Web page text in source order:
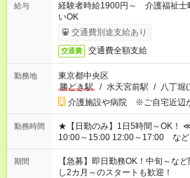
給与
経験者時給1900円～ 介護福祉
いOK
交通費別途支給あり
交通費 交通費全額支給
勤務地
東京都中央区
勝どき駅
/ 水天宮前駅 / 八丁堀
介護施設や病院 ※ご自宅近辺
勤務時間
★【日勤のみ】1日5時間～OK！ ≪シフト例≫ 9:00～14:00
10:00～15:00 12:00～17:00 など
期間
【急募】即日勤務OK！中旬～
し2カ月～のスタートも歓迎！